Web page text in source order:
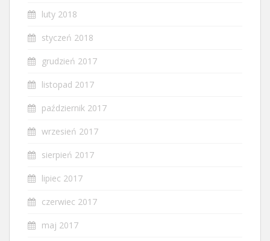
luty 2018
styczeń 2018
grudzień 2017
listopad 2017
październik 2017
wrzesień 2017
sierpień 2017
lipiec 2017
czerwiec 2017
maj 2017